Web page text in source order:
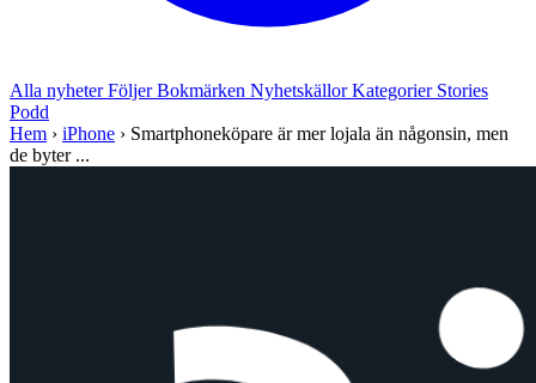
Alla nyheterFöljerBokmärken NyhetskällorKategorier Stories
Podd
Hem › iPhone › Smartphoneköpare är mer lojala än någonsin, men
de byter ...